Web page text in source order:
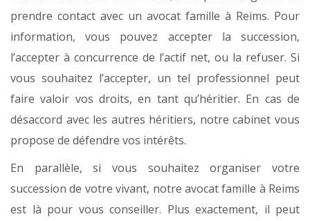
prendre contact avec un avocat famille à Reims. Pour
information, vous pouvez accepter la succession,
l’accepter à concurrence de l’actif net, ou la refuser. Si
vous souhaitez l’accepter, un tel professionnel peut
faire valoir vos droits, en tant qu’héritier. En cas de
désaccord avec les autres héritiers, notre cabinet vous
propose de défendre vos intérêts.
En parallèle, si vous souhaitez organiser votre
succession de votre vivant, notre avocat famille à Reims
est là pour vous conseiller. Plus exactement, il peut